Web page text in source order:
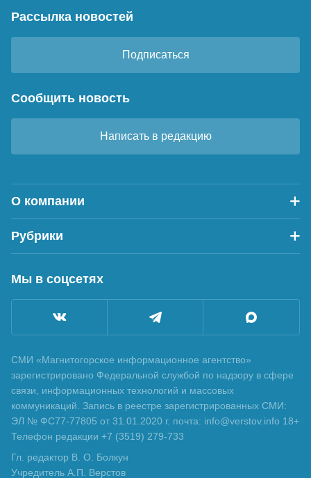
Рассылка новостей
Подписаться
Сообщить новость
Написать в редакцию
О компании
Рубрики
Мы в соцсетях
СМИ «Магнитогорское информационное агентство»
зарегистрировано Федеральной службой по надзору в сфере
связи, информационных технологий и массовых
коммуникаций. Запись в реестре зарегистрированных СМИ:
ЭЛ № ФС77-77805 от 31.01.2020 г. почта: info@verstov.info 18+
Телефон редакции +7 (3519) 279-733
Гл. редактор В. О. Болкун
Учредитель А.П. Верстов